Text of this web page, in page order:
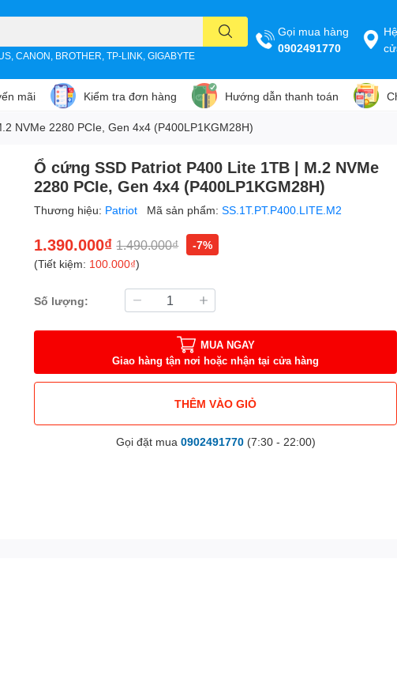
CANON, BROTHER, TP-LINK, GIGABYTE
Gọi mua hàng
0902491770
mãi Kiểm tra đơn hàng Hướng dẫn thanh toán
NVMe 2280 PCIe, Gen 4x4 (P400LP1KGM28H)
Ổ cứng SSD Patriot P400 Lite 1TB | M.2 NVMe
2280 PCIe, Gen 4x4 (P400LP1KGM28H)
Thương hiệu: Patriot Mã sản phẩm:SS.1T.PT.P400.LITE.M2
1.390.000₫ 1.490.000₫
-7%
(Tiết kiệm: 100.000₫)
Số lượng:
MUA NGAY
Giao hàng tận nơi hoặc nhận tại cửa hàng
THÊM VÀO GIỎ
Gọi đặt mua 0902491770(7:30 - 22:00)